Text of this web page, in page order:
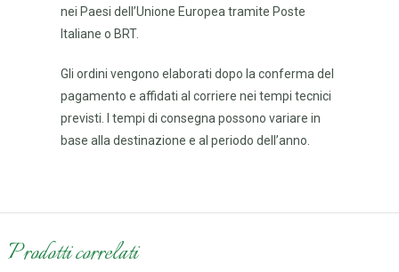
nei Paesi dell’Unione Europea tramite Poste
Italiane o BRT.
Gli ordini vengono elaborati dopo la conferma del
pagamento e affidati al corriere nei tempi tecnici
previsti. I tempi di consegna possono variare in
base alla destinazione e al periodo dell’anno.
Prodotti correlati